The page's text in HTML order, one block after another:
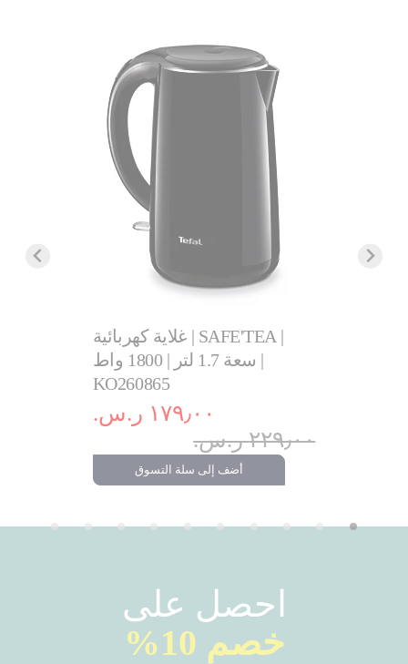
غلاية كهربائية | SAFE'TEA |
سعة 1.7 لتر | 1800 واط |
KO260865
١٧٩٫٠٠ ر.س.‏
٢٢٩٫٠٠ ر.س.‏
أضف إلى سلة التسوق
احصل على
خصم 10%